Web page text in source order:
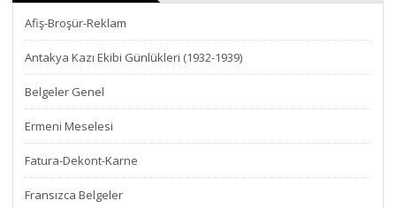
Afiş-Broşür-Reklam
Antakya Kazı Ekibi Günlükleri (1932-1939)
Belgeler Genel
Ermeni Meselesi
Fatura-Dekont-Karne
Fransızca Belgeler